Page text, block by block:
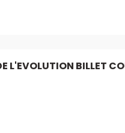
L'EVOLUTION BILLET